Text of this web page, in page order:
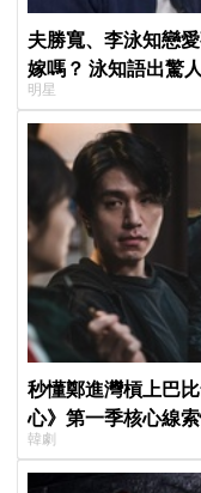
夫勝寬、李泳知戀
嫁嗎？ 泳知語出驚
明星
秒懂鄭進灣槓上巴
心》第一季核心線
韓劇